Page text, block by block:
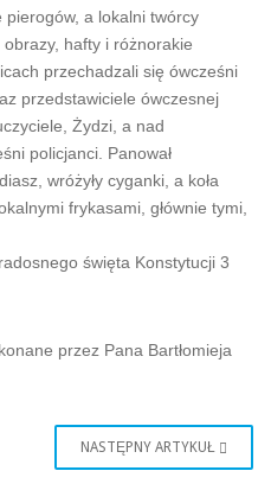
pierogów, a lokalni twórcy
hafty i różnorakie
przechadzali się ówcześni
przedstawiciele ówczesnej
Żydzi, a nad
policjanci. Panował
wróżyły cyganki, a koła
frykasami, głównie tymi,
święta Konstytucji 3
przez Pana Bartłomieja
NASTĘPNY ARTYKUŁ